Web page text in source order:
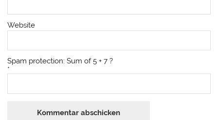
Website
Spam protection: Sum of 5 + 7 ?
*